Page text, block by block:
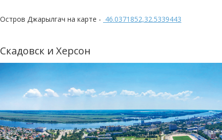
Остров Джарылгач на карте - 46.0371852,32.5339443
Скадовск и Херсон